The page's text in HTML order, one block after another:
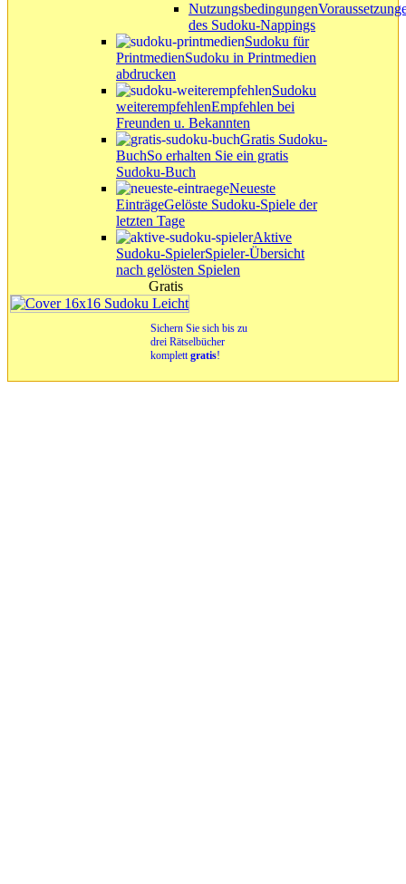
Nutzungsbedingungen
des Sudoku-Nappings
Sudoku für
PrintmedienSudoku in Printmedien
abdrucken
Sudoku
weiterempfehlenEmpfehlen bei
Freunden u. Bekannten
Gratis Sudoku-
BuchSo erhalten Sie ein gratis
Sudoku-Buch
Neueste
EinträgeGelöste Sudoku-Spiele der
letzten Tage
Aktive
Sudoku-SpielerSpieler-Übersicht
nach gelösten Spielen
Gratis
Sichern Sie sich bis zu
drei Rätselbücher
komplettgratis!